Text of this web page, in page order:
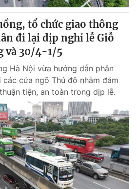
lai
tổ chức giao thông
đi lại dịp nghỉ lễ Giỗ
và 30/4-1/5
Hà Nội vừa hướng dẫn phân
cửa ngõ Thủ đô nhằm đảm
tiện, an toàn trong dịp lễ.